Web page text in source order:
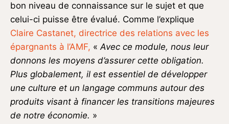
bon niveau de connaissance sur le sujet et que
celui-ci puisse être évalué. Comme l’explique
Claire Castanet, directrice des relations avec les
épargnants à l’AMF, «Avec ce module, nous leur
donnons les moyens d’assurer cette obligation.
Plus globalement, il est essentiel de développer
une culture et un langage communs autour des
produits visant à financer les transitions majeures
de notre économie. »